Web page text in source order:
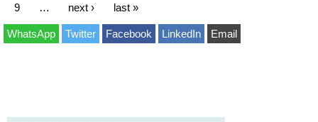
9
next › last »
WhatsApp Twitter Facebook LinkedIn Email